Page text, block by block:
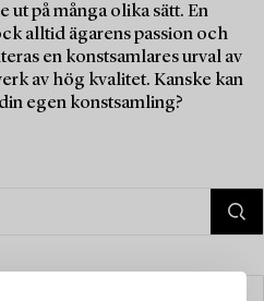
ut på många olika sätt. En
alltid ägarens passion och
en konstsamlares urval av
av hög kvalitet. Kanske kan
egen konstsamling?